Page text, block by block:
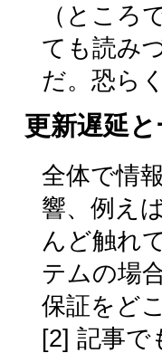
（ところ
ても読み
だ。恐ら
更新遅延
全体で情
響、例え
んど触れ
テムの場
保証をど
[2] 記事